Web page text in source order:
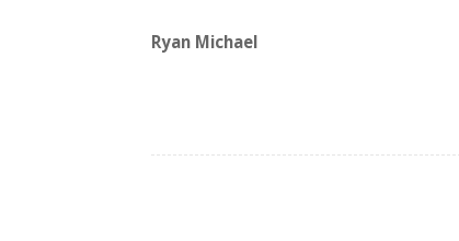
Ryan Michael